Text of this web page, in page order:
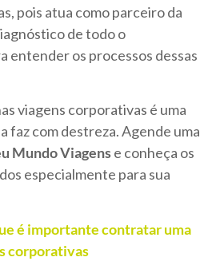
pois atua como parceiro da
de todo o
entender os processos dessas
viagens corporativas é uma
faz com destreza. Agende uma
Mundo Viagense conheça os
especialmente para sua
é importante contratar uma
corporativas